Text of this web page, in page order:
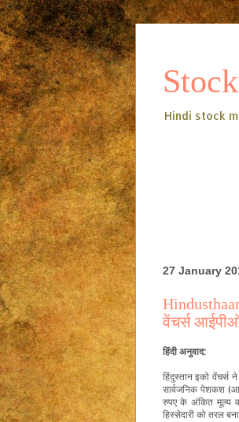
Hindi stock
27 January
वेंचर्स
हिंदी अनुवाद:
हिंदुस्तानइको वेंचर्स ने
सार्वजनिक पेशकश
रुपए के अंकित मूल्य
हिस्सेदारी को तरल